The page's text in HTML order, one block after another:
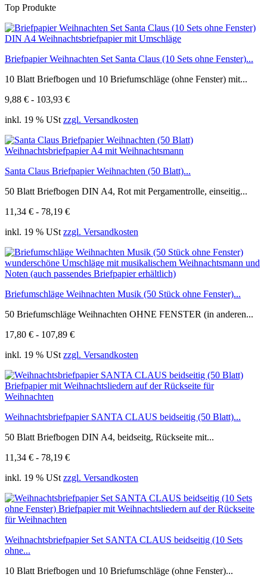
Top Produkte
Briefpapier Weihnachten Set Santa Claus (10 Sets ohne Fenster)...
10 Blatt Briefbogen und 10 Briefumschläge (ohne Fenster) mit...
9,88 € - 103,93 €
inkl. 19 % USt zzgl. Versandkosten
Santa Claus Briefpapier Weihnachten (50 Blatt)...
50 Blatt Briefbogen DIN A4, Rot mit Pergamentrolle, einseitig...
11,34 € - 78,19 €
inkl. 19 % USt zzgl. Versandkosten
Briefumschläge Weihnachten Musik (50 Stück ohne Fenster)...
50 Briefumschläge Weihnachten OHNE FENSTER (in anderen...
17,80 € - 107,89 €
inkl. 19 % USt zzgl. Versandkosten
Weihnachtsbriefpapier SANTA CLAUS beidseitig (50 Blatt)...
50 Blatt Briefbogen DIN A4, beidseitg, Rückseite mit...
11,34 € - 78,19 €
inkl. 19 % USt zzgl. Versandkosten
Weihnachtsbriefpapier Set SANTA CLAUS beidseitig (10 Sets
ohne...
10 Blatt Briefbogen und 10 Briefumschläge (ohne Fenster)...